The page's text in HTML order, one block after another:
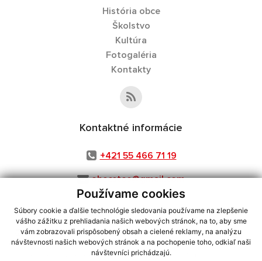
Používame cookies
Súbory cookie a ďalšie technológie sledovania používame na zlepšenie
vášho zážitku z prehliadania našich webových stránok, na to, aby sme
vám zobrazovali prispôsobený obsah a cielené reklamy, na analýzu
návštevnosti našich webových stránok a na pochopenie toho, odkiaľ naši
návštevníci prichádzajú.
História obce
Školstvo
Kultúra
Fotogaléria
Kontakty
Kontaktné informácie
+421 55 466 71 19
obecstos@gmail.com
využite možnosť získavania aktuálnych informácií s využitím RSS
CMS systém (redakčný) systém ECHELON 2,Mapa stránok,web portál
webex.digital, s.r.o.,domény,registrácia domény